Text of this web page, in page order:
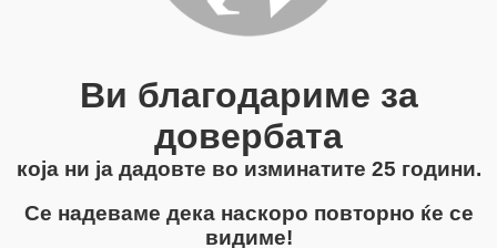
Ви благодариме за
довербата
која ни ја дадовте во изминатите 25 години.
Се надеваме дека наскоро повторно ќе се
видиме!